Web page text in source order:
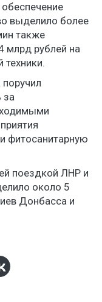
выделило более
также
млрд рублей на
техники.
за
фитосанитарную
поездкой ЛНР и
около 5
Донбасса и